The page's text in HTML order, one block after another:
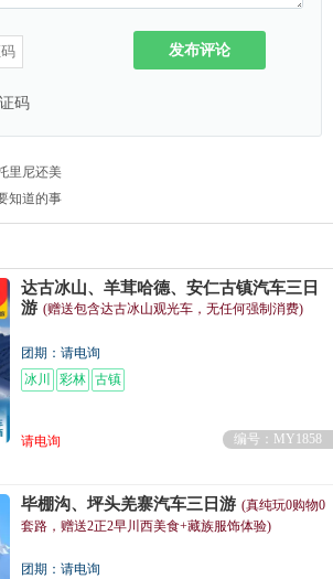
发布评论
里尼还美
知道的事
达古冰山、羊茸哈德、安仁古镇汽车三日
游 (赠送包含达古冰山观光车，无任何强制消费)
团期：请电询
冰川
彩林 古镇
请电询
编号：MY1858
毕棚沟、坪头羌寨汽车三日游 (真纯玩0购物0
套路，赠送2正2早川西美食+藏族服饰体验)
团期：请电询